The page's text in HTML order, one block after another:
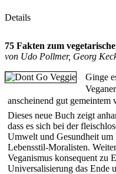
Details
75 Fakten zum
von Udo Pollmer, Georg
Ginge
anscheinend gut gemeintem
Dieses neue Buch zeigt
dass es sich bei der
Umwelt und Gesundheit um
Lebensstil-Moralisten.
Veganismus konsequent zu
Universalisierung das Ende